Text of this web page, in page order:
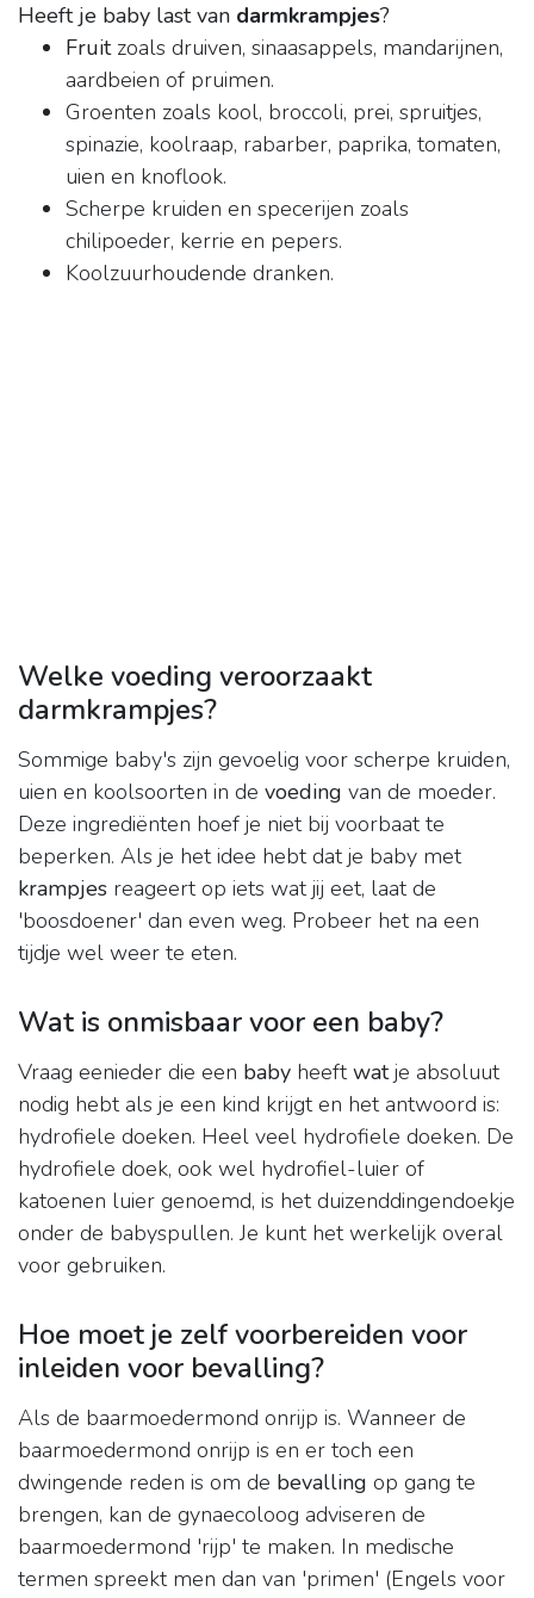
Heeft je baby last van darmkrampjes?
Fruitzoals druiven, sinaasappels, mandarijnen,
aardbeien of pruimen.
Groenten zoals kool, broccoli, prei, spruitjes,
spinazie, koolraap, rabarber, paprika, tomaten,
uien en knoflook.
Scherpe kruiden en specerijen zoals
chilipoeder, kerrie en pepers.
Koolzuurhoudende dranken.
Welke voeding veroorzaakt
darmkrampjes?
Sommige baby's zijn gevoelig voor scherpe kruiden,
uien en koolsoorten in de voeding van de moeder.
Deze ingrediënten hoef je niet bij voorbaat te
beperken. Als je het idee hebt dat je baby met
krampjes reageert op iets wat jij eet, laat de
'boosdoener' dan even weg. Probeer het na een
tijdje wel weer te eten.
Wat is onmisbaar voor een baby?
Vraag eenieder die een baby heeftwatje absoluut
nodig hebt als je een kind krijgt en het antwoord is:
hydrofiele doeken. Heel veel hydrofiele doeken. De
hydrofiele doek, ook wel hydrofiel-luier of
katoenen luier genoemd, is het duizenddingendoekje
onder de babyspullen. Je kunt het werkelijk overal
voor gebruiken.
Hoe moet je zelf voorbereiden voor
inleiden voor bevalling?
Als de baarmoedermond onrijp is. Wanneer de
baarmoedermond onrijp is en er toch een
dwingende reden is om de bevalling op gang te
brengen, kan de gynaecoloog adviseren de
baarmoedermond 'rijp' te maken. In medische
termen spreekt men dan van 'primen' (Engels voor